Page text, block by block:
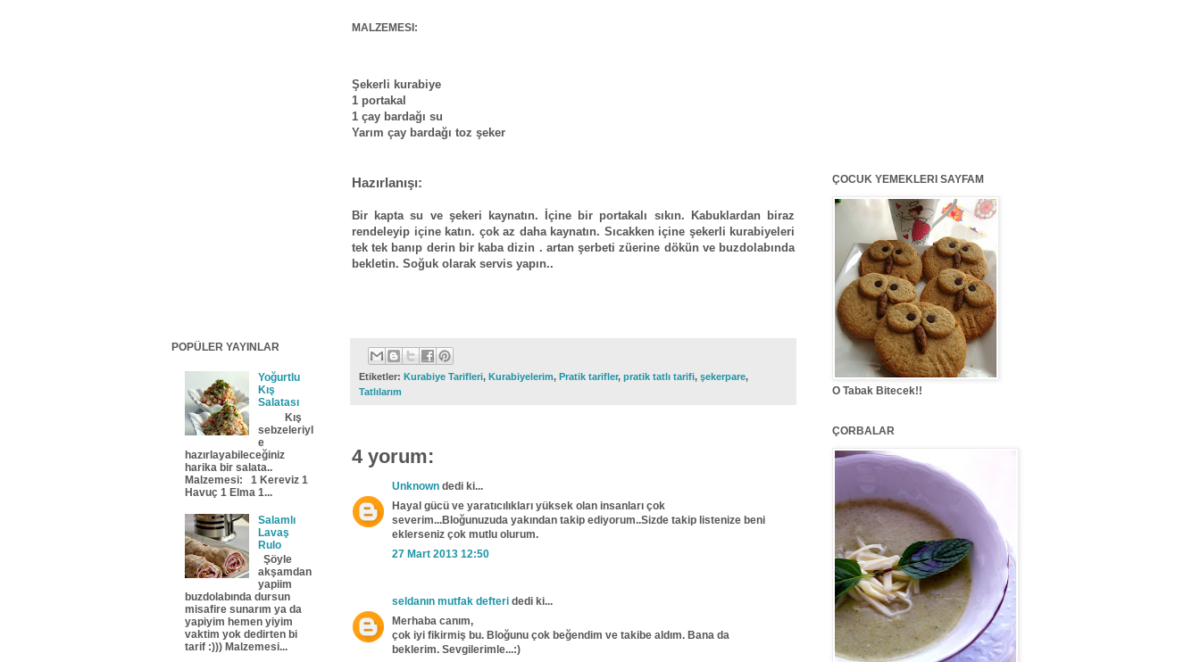
MALZEMESI:
Şekerli kurabiye
1 portakal
1 çay bardağı su
Yarım çay bardağı toz şeker
Hazırlanışı:
Bir kapta su ve şekeri kaynatın. İçine bir portakalı sıkın. Kabuklardan biraz
rendeleyip içine katın. çok az daha kaynatın. Sıcakken içine şekerli kurabiyeleri
tek tek banıp derin bir kaba dizin . artan şerbeti züerine dökün ve buzdolabında
bekletin. Soğuk olarak servis yapın..
Etiketler: Kurabiye Tarifleri, Kurabiyelerim, Pratik tarifler, pratik tatlı tarifi, şekerpare,
Tatlılarım
4 yorum:
Unknown dedi ki...
Hayal gücü ve yaratıcılıkları yüksek olan insanları çok
severim...Bloğunuzuda yakından takip ediyorum..Sizde takip listenize beni
eklerseniz çok mutlu olurum.
27 Mart 2013 12:50
seldanın mutfak defteri dedi ki...
Merhaba canım,
çok iyi fikirmiş bu. Bloğunu çok beğendim ve takibe aldım. Bana da
beklerim. Sevgilerimle...:)
POPÜLER YAYINLAR
Yoğurtlu
Kış
Salatası
Kış
sebzeleriyl
e
hazırlayabileceğiniz
harika bir salata..
Malzemesi: 1 Kereviz 1
Havuç 1 Elma 1...
Salamlı
Lavaş
Rulo
Şöyle
akşamdan
yapiim
buzdolabında dursun
misafire sunarım ya da
yapiyim hemen yiyim
vaktim yok dedirten bi
tarif :))) Malzemesi...
ÇOCUK YEMEKLERI SAYFAM
O Tabak Bitecek!!
ÇORBALAR